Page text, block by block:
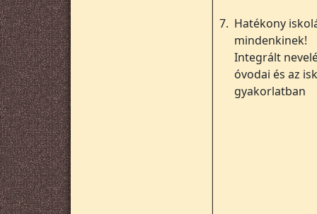
7. Hatékony
mindenkinek!
Integrált
óvodai és az
gyakorlatban